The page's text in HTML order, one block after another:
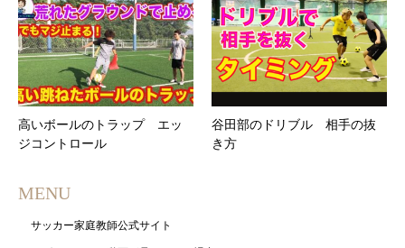
高いボールのトラップ エッ
ジコントロール
谷田部のドリブル 相手の抜
き方
MENU
サッカー家庭教師公式サイト